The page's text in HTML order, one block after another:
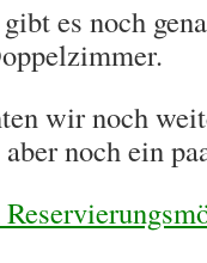
es noch
wir noch
noch ein